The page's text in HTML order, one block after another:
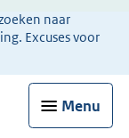
naar
Excuses voor
Menu